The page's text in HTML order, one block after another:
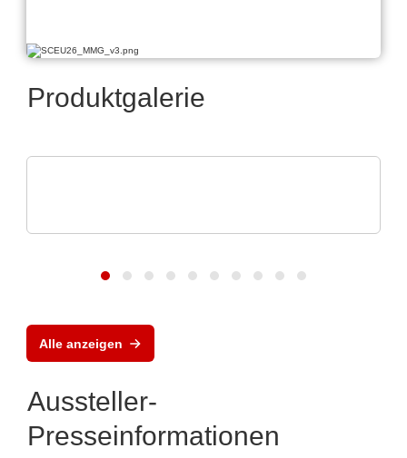
Produktgalerie
Alle anzeigen
Aussteller-
Presseinformationen